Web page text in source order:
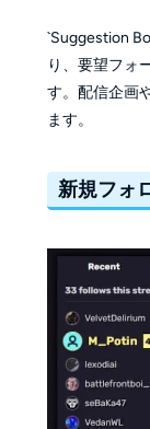
`Suggestion
り、要望フォ
す。配信企画
ます。
新規フォ